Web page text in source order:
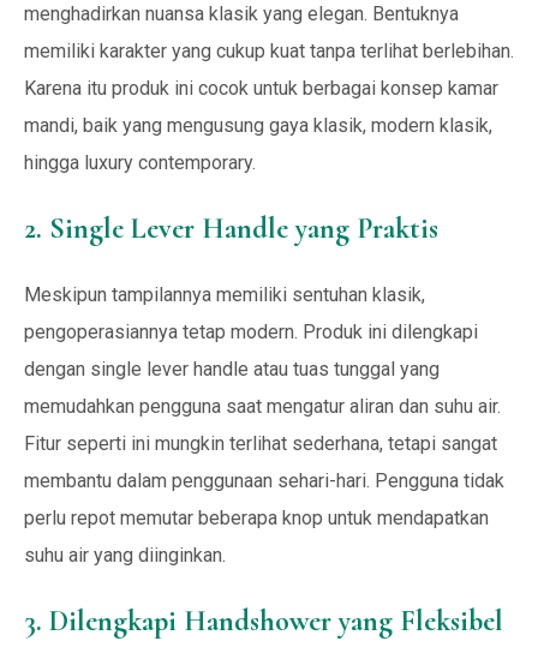
menghadirkan nuansa klasik yang elegan. Bentuknya
memiliki karakter yang cukup kuat tanpa terlihat berlebihan.
Karena itu produk ini cocok untuk berbagai konsep kamar
mandi, baik yang mengusung gaya klasik, modern klasik,
hingga luxury contemporary.
2. Single Lever Handle yang Praktis
Meskipun tampilannya memiliki sentuhan klasik,
pengoperasiannya tetap modern. Produk ini dilengkapi
dengan single lever handle atau tuas tunggal yang
memudahkan pengguna saat mengatur aliran dan suhu air.
Fitur seperti ini mungkin terlihat sederhana, tetapi sangat
membantu dalam penggunaan sehari-hari. Pengguna tidak
perlu repot memutar beberapa knop untuk mendapatkan
suhu air yang diinginkan.
3. Dilengkapi Handshower yang Fleksibel